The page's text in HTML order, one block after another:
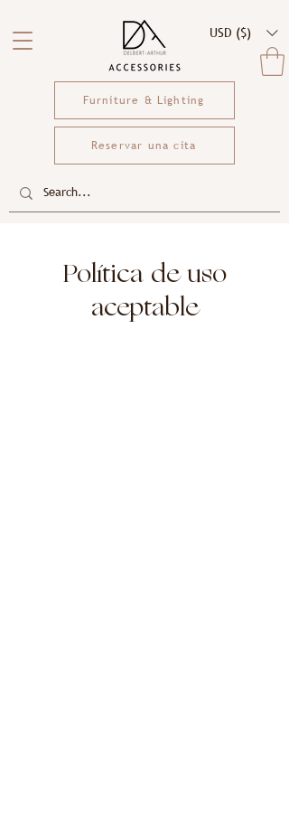
USD ($)
Furniture & Lighting
Reservar una cita
Política de uso
aceptable